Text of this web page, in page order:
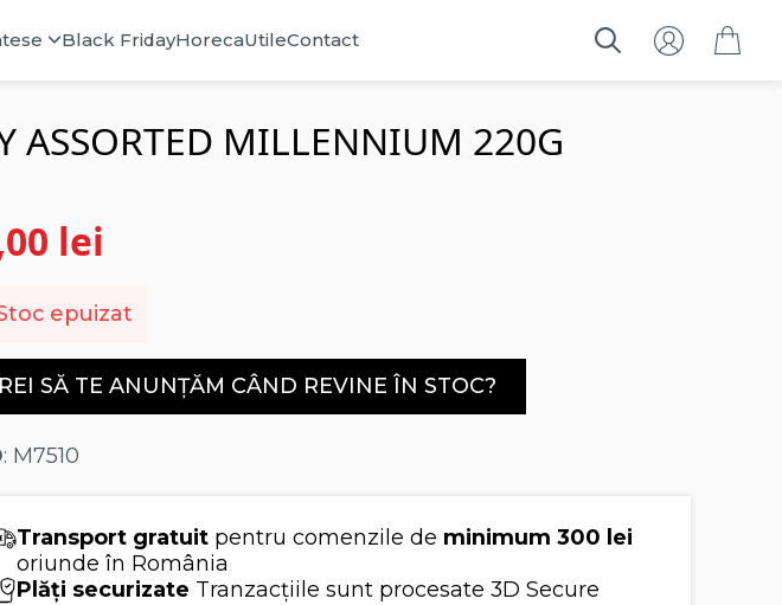
Black FridayHorecaUtileContact
ASSORTED MILLENNIUM 220G
lei
epuizat
SĂ TE ANUNȚĂM CÂND REVINE ÎN STOC?
: M7510
Transport gratuitpentru comenzile de minimum 300 lei
oriunde în România
Plăți securizate Tranzacțiile sunt procesate 3D Secure